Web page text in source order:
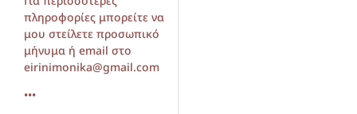
πληροφορίες μπορείτε να
μου στείλετε προσωπικό
μήνυμα ή email στο
eirinimonika@gmail.com
•••